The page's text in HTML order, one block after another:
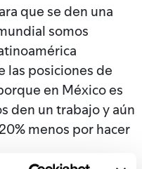
que se den una
somos
las posiciones de
en México es
den un trabajo y aún
menos por hacer